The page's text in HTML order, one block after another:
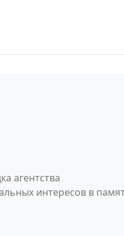
агентства
интересов в